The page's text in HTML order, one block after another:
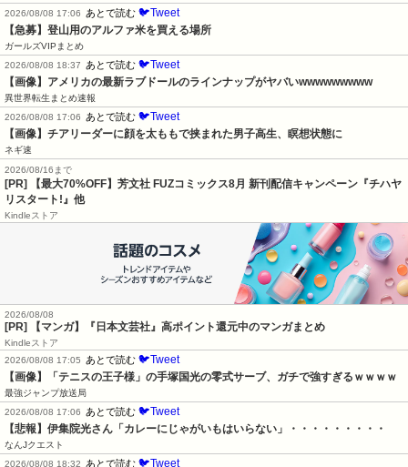
2026/08/08 17:06
あとで読む 🐦Tweet
【急募】登山用のアルファ米を買える場所
ガールズVIPまとめ
2026/08/08 18:37
あとで読む 🐦Tweet
【画像】アメリカの最新ラブドールのラインナップがヤバいwwwwwwwww
異世界転生まとめ速報
2026/08/08 17:06
あとで読む 🐦Tweet
【画像】チアリーダーに顔を太ももで挟まれた男子高生、瞑想状態に
ネギ速
2026/08/16まで
[PR] 【最大70%OFF】芳文社 FUZコミックス8月 新刊配信キャンペーン『チハヤ
リスタート!』他
Kindleストア
2026/08/08
[PR] 【マンガ】『日本文芸社』高ポイント還元中のマンガまとめ
Kindleストア
2026/08/08 17:05
あとで読む 🐦Tweet
【画像】「テニスの王子様」の手塚国光の零式サーブ、ガチで強すぎるｗｗｗｗ
最強ジャンプ放送局
2026/08/08 17:06
あとで読む 🐦Tweet
【悲報】伊集院光さん「カレーにじゃがいもはいらない」・・・・・・・・・
なんJクエスト
2026/08/08 18:32
あとで読む 🐦Tweet